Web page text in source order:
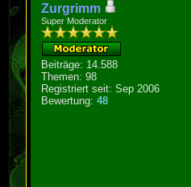
Zurgrimm
Super Moderator
Beiträge: 14.588
Themen: 98
Registriert seit: Sep 2006
Bewertung:48